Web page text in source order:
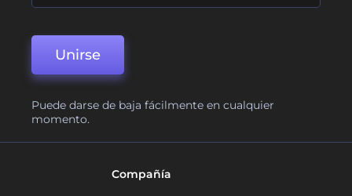
Unirse
Puede darse de baja fácilmente en cualquier
momento.
Compañía